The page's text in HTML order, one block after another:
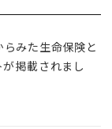
みた生命保険と
掲載されまし